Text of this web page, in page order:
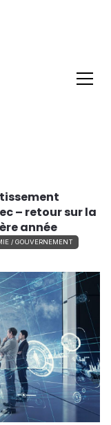
– retour sur la
année
/ GOUVERNEMENT